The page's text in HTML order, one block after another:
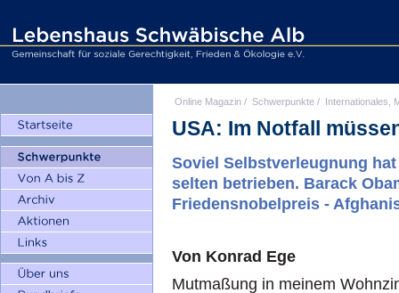
Online Magazin / Schwerpunkte / Internationales,
USA: Im Notfall
Soviel Selbstverleugnung
selten betrieben. Barack
Friedensnobelpreis -
Von Konrad Ege
Mutmaßung in meinem